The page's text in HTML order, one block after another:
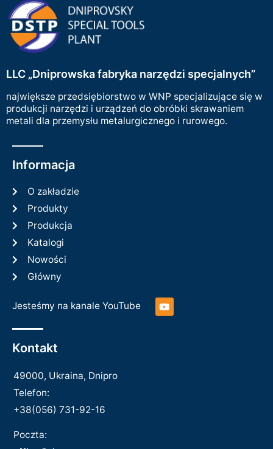
LLC „Dniprowska fabryka narzędzi specjalnych”
największe przedsiębiorstwo w WNP specjalizujące się w
produkcji narzędzi i urządzeń do obróbki skrawaniem
metali dla przemysłu metalurgicznego i rurowego.
Informacja
O zakładzie
Produkty
Produkcja
Katalogi
Nowości
Główny
Jesteśmy na kanale YouTube Y
o
Kontakt
49000, Ukraina, Dnipro
Telefon:
+38(056) 731-92-16
Poczta: